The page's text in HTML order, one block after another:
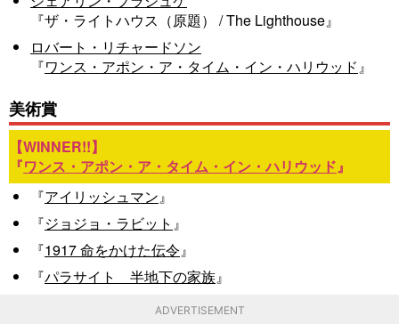
『ザ・ライトハウス（原題） / The Lighthouse』
ロバート・リチャードソン
『ワンス・アポン・ア・タイム・イン・ハリウッド』
美術賞
『ワンス・アポン・ア・タイム・イン・ハリウッド』
『アイリッシュマン』
『ジョジョ・ラビット 』
『1917 命をかけた伝令』
『パラサイト 半地下の家族』
ADVERTISEMENT